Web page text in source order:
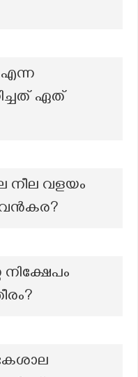
എന്ന
ഏത്
നീല വളയം
വൻകര?